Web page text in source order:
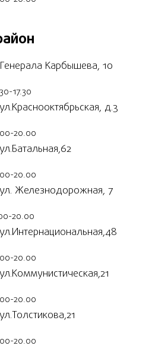
Карбышева, 10
17.30
д.3
20.00
20.00
Железнодорожная, 7
20.00
20.00
20.00
20.00